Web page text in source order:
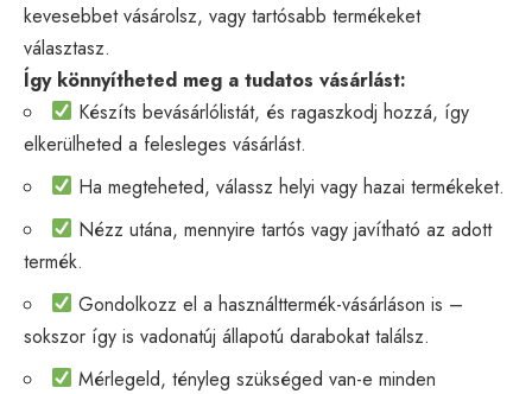
kevesebbet vásárolsz, vagy tartósabb termékeket
választasz.
Így könnyítheted meg a tudatos vásárlást:
Készíts bevásárlólistát, és ragaszkodj hozzá, így
elkerülheted a felesleges vásárlást.
Ha megteheted, válassz helyi vagy hazai termékeket.
Nézz utána, mennyire tartós vagy javítható az adott
termék.
Gondolkozz el a használttermék-vásárláson is –
sokszor így is vadonatúj állapotú darabokat találsz.
Mérlegeld, tényleg szükséged van-e minden